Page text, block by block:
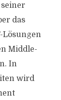
das
Lösungen
Middle-
In
wird